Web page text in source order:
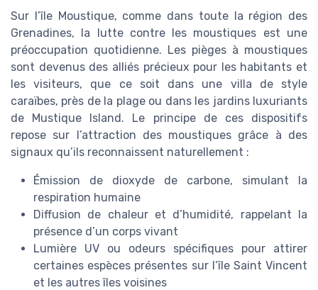
Sur l’île Moustique, comme dans toute la région des
Grenadines, la lutte contre les moustiques est une
préoccupation quotidienne. Les pièges à moustiques
sont devenus des alliés précieux pour les habitants et
les visiteurs, que ce soit dans une villa de style
caraïbes, près de la plage ou dans les jardins luxuriants
de Mustique Island. Le principe de ces dispositifs
repose sur l’attraction des moustiques grâce à des
signaux qu’ils reconnaissent naturellement :
Émission de dioxyde de carbone, simulant la
respiration humaine
Diffusion de chaleur et d’humidité, rappelant la
présence d’un corps vivant
Lumière UV ou odeurs spécifiques pour attirer
certaines espèces présentes sur l’île Saint Vincent
et les autres îles voisines